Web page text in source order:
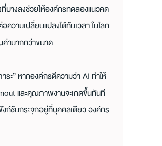
บางลงช่วยให้องค์กรทดลองแนวคิด
ความเปลี่ยนแปลงได้ทันเวลา ในโลก
ามากกว่าขนาด
ะ” หากองค์กรตีความว่า AI ทำให้
และคุณภาพงานจะเกิดขึ้นทันที
งก์ชันกระจุกอยู่ที่บุคคลเดียว องค์กร